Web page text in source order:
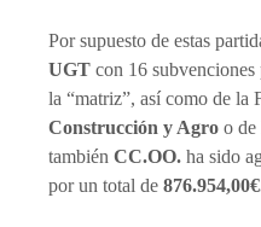
Por supuesto de estas
UGT con 16 subvenciones
la “matriz”, así como de la
Construcción y Agro o de
también CC.OO. ha sido
por un total de